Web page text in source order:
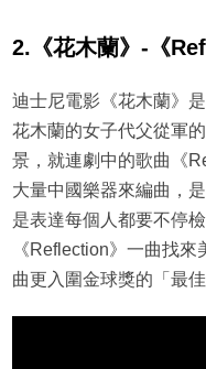
2.《花木蘭》-《
迪士尼電影《花木蘭》
花木蘭的女子代父從軍
景，就連劇中的歌曲《
大量中國樂器來編曲，
是表達每個人都要不停
《Reflection》一曲找
曲更入圍金球獎的「最佳